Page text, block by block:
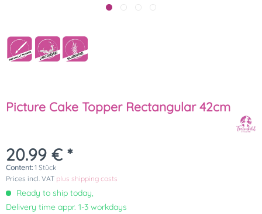
Picture Cake Topper Rectangular 42cm
20.99 € *
Content: 1 Stück
Prices incl. VAT plus shipping costs
Ready to ship today,
Delivery time appr. 1-3 workdays